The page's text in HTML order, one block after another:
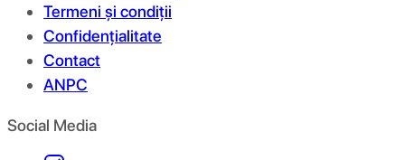
Termeni și condiții
Confidențialitate
Contact
ANPC
Social Media